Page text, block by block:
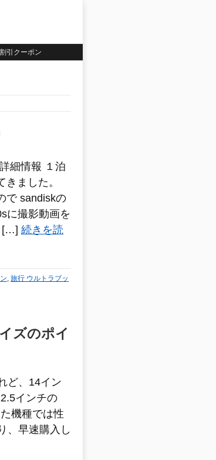
割引クーポン
細情報 １泊
ました。
で sandiskの
に撮影動画を
[…] 続きを読
, 旅行 ウルトラブッ
ズのポイ
ど、14イン
インチの
機種では性
、早速購入し